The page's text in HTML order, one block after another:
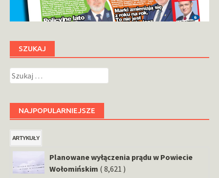
SZUKAJ
Szukaj:
NAJPOPULARNIEJSZE
ARTYKUŁY
Planowane wyłączenia prądu w Powiecie
Wołomińskim ( 8,621 )